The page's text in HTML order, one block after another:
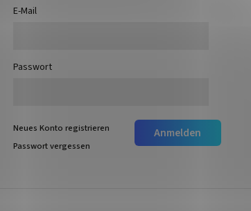
E-Mail
Passwort
Anmelden
Neues Konto registrieren
Passwort vergessen